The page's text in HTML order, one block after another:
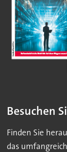
Besuchen
Finden Sie
das